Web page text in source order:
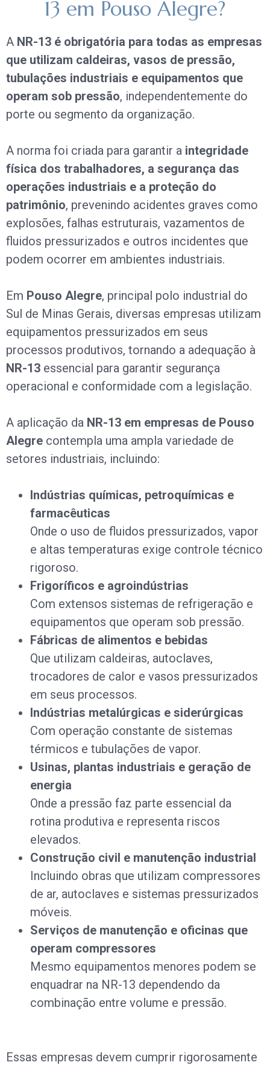
13 em Pouso Alegre?
A NR-13 é obrigatória para todas as empresas
que utilizam caldeiras, vasos de pressão,
tubulações industriais e equipamentos que
operam sob pressão, independentemente do
porte ou segmento da organização.
A norma foi criada para garantir a integridade
física dos trabalhadores, a segurança das
operações industriais e a proteção do
patrimônio, prevenindo acidentes graves como
explosões, falhas estruturais, vazamentos de
fluidos pressurizados e outros incidentes que
podem ocorrer em ambientes industriais.
Em Pouso Alegre, principal polo industrial do
Sul de Minas Gerais, diversas empresas utilizam
equipamentos pressurizados em seus
processos produtivos, tornando a adequação à
NR-13 essencial para garantir segurança
operacional e conformidade com a legislação.
A aplicação da NR-13 em empresas de Pouso
Alegre contempla uma ampla variedade de
setores industriais, incluindo:
Indústrias químicas, petroquímicas e
farmacêuticas
Onde o uso de fluidos pressurizados, vapor
e altas temperaturas exige controle técnico
rigoroso.
Frigoríficos e agroindústrias
Com extensos sistemas de refrigeração e
equipamentos que operam sob pressão.
Fábricas de alimentos e bebidas
Que utilizam caldeiras, autoclaves,
trocadores de calor e vasos pressurizados
em seus processos.
Indústrias metalúrgicas e siderúrgicas
Com operação constante de sistemas
térmicos e tubulações de vapor.
Usinas, plantas industriais e geração de
energia
Onde a pressão faz parte essencial da
rotina produtiva e representa riscos
elevados.
Construção civil e manutenção industrial
Incluindo obras que utilizam compressores
de ar, autoclaves e sistemas pressurizados
móveis.
Serviços de manutenção e oficinas que
operam compressores
Mesmo equipamentos menores podem se
enquadrar na NR-13 dependendo da
combinação entre volume e pressão.
Essas empresas devem cumprir rigorosamente